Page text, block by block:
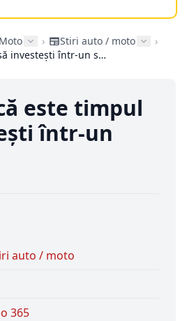
din anul 2009 clinica isi
› Stiri auto / moto
›
5 semne că este timpul să investești într-un stivuitor
este timpul
într-un
auto / moto
365